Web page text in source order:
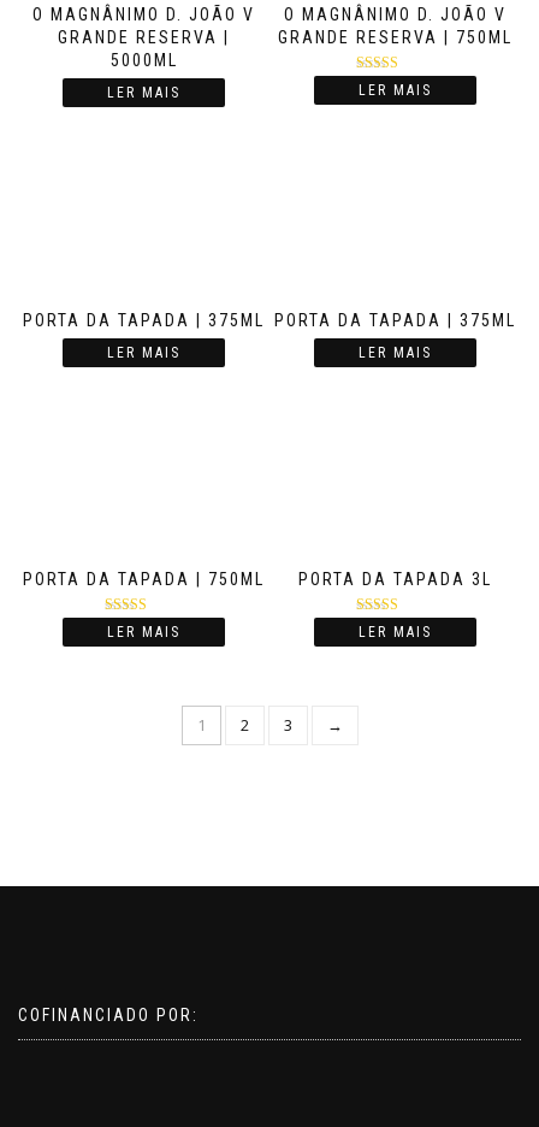
O MAGNÂNIMO D. JOÃO V
GRANDE RESERVA |
5000ML
LER MAIS
O MAGNÂNIMO D. JOÃO V
GRANDE RESERVA | 750ML
Avaliação
5.00de 5
LER MAIS
PORTA DA TAPADA | 375ML
LER MAIS
PORTA DA TAPADA | 375ML
LER MAIS
PORTA DA TAPADA | 750ML
Avaliação
4.50 de 5
LER MAIS
PORTA DA TAPADA 3L
Avaliação
5.00de 5
LER MAIS
1 2 3 →
COFINANCIADO POR: